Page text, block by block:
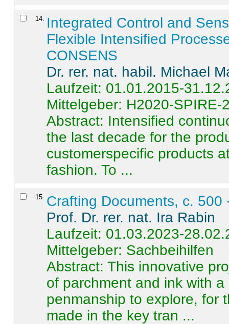
14
Integrated Control and
Flexible Intensified
CONSENS
Dr. rer. nat. habil. Michael
Laufzeit: 01.01.2015-
Mittelgeber: H2020-SPIRE-
Abstract: Intensified
the last decade for the
customerspecific products
fashion. To ...
15 Crafting Documents, c. 500
Prof. Dr. rer. nat. Ira Rabin
Laufzeit: 01.03.2023-
Mittelgeber: Sachbeihilfen
Abstract:This innovative
of parchment and ink with
penmanship to explore, for
made in the key tran ...